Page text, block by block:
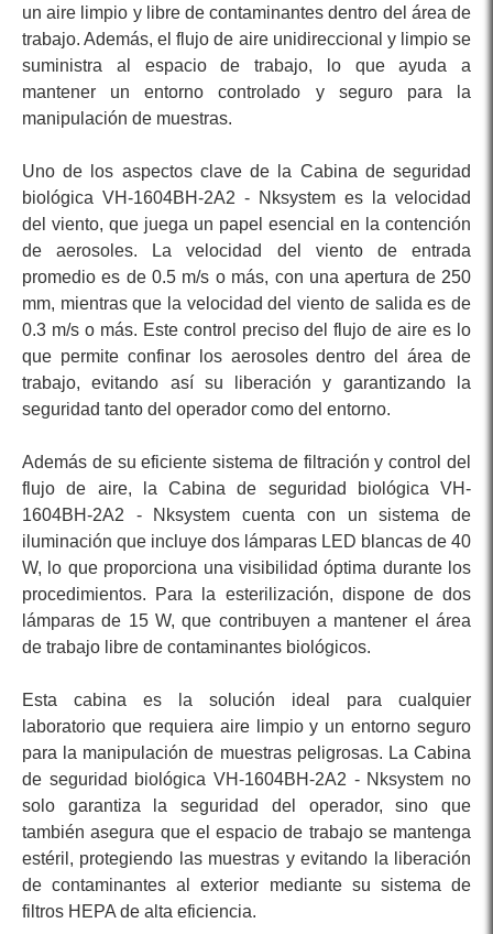
un aire limpio y libre de contaminantes dentro del área de
trabajo. Además, el flujo de aire unidireccional y limpio se
suministra al espacio de trabajo, lo que ayuda a
mantener un entorno controlado y seguro para la
manipulación de muestras.
Uno de los aspectos clave de la Cabina de seguridad
biológica VH-1604BH-2A2 - Nksystem es la velocidad
del viento, que juega un papel esencial en la contención
de aerosoles. La velocidad del viento de entrada
promedio es de 0.5 m/s o más, con una apertura de 250
mm, mientras que la velocidad del viento de salida es de
0.3 m/s o más. Este control preciso del flujo de aire es lo
que permite confinar los aerosoles dentro del área de
trabajo, evitando así su liberación y garantizando la
seguridad tanto del operador como del entorno.
Además de su eficiente sistema de filtración y control del
flujo de aire, la Cabina de seguridad biológica VH-
1604BH-2A2 - Nksystem cuenta con un sistema de
iluminación que incluye dos lámparas LED blancas de 40
W, lo que proporciona una visibilidad óptima durante los
procedimientos. Para la esterilización, dispone de dos
lámparas de 15 W, que contribuyen a mantener el área
de trabajo libre de contaminantes biológicos.
Esta cabina es la solución ideal para cualquier
laboratorio que requiera aire limpio y un entorno seguro
para la manipulación de muestras peligrosas. La Cabina
de seguridad biológica VH-1604BH-2A2 - Nksystem no
solo garantiza la seguridad del operador, sino que
también asegura que el espacio de trabajo se mantenga
estéril, protegiendo las muestras y evitando la liberación
de contaminantes al exterior mediante su sistema de
filtros HEPA de alta eficiencia.